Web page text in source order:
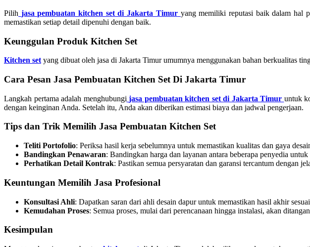
Pilih jasa pembuatan kitchen set di Jakarta Timur yang memiliki reputasi baik dalam hal
memastikan setiap detail dipenuhi dengan baik.
Keunggulan Produk Kitchen Set
Kitchen set yang dibuat oleh jasa di Jakarta Timur umumnya menggunakan bahan berkualitas
Cara Pesan Jasa Pembuatan Kitchen Set Di Jakarta Timur
Langkah pertama adalah menghubungi jasa pembuatan kitchen set di Jakarta Timur untuk
dengan keinginan Anda. Setelah itu, Anda akan diberikan estimasi biaya dan jadwal pengerjaan.
Tips dan Trik Memilih Jasa Pembuatan Kitchen Set
Teliti Portofolio: Periksa hasil kerja sebelumnya untuk memastikan kualitas dan gaya
Bandingkan Penawaran: Bandingkan harga dan layanan antara beberapa penyedia
Perhatikan Detail Kontrak: Pastikan semua persyaratan dan garansi tercantum dengan
Keuntungan Memilih Jasa Profesional
Konsultasi Ahli: Dapatkan saran dari ahli desain dapur untuk memastikan hasil akhir
Kemudahan Proses: Semua proses, mulai dari perencanaan hingga instalasi, akan
Kesimpulan